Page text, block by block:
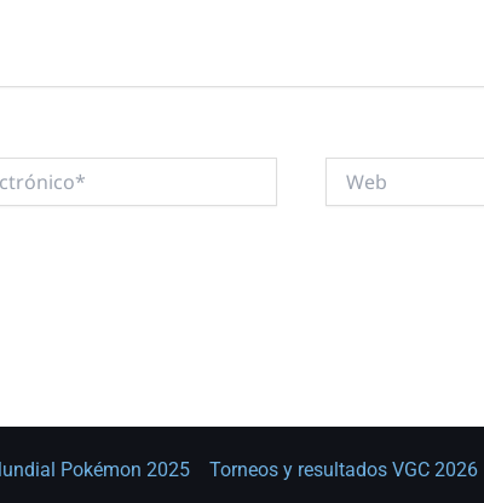
Pokémon 2025 Torneos y resultados VGC 2026